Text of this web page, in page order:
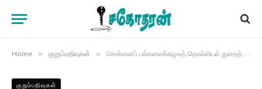
Home » குறும்பதிவுகள் » சென்னைப் பல்கலைக்கழகத் தொல்லியல் துறைத் தலைவர் திரு. சௌந்தரராஜன் மீது பல்கலைக்கழக நிர்வாகம் கடுமையான நடவடிக்கையை எடுக்க வேண்டும்.
குறும்பதிவுகள்